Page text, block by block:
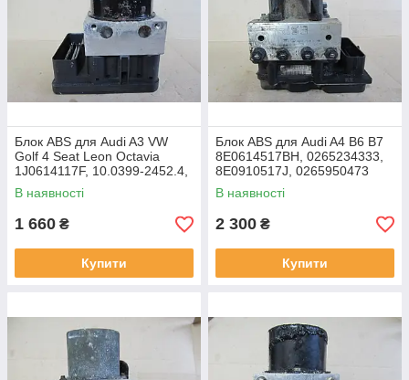
Блок ABS для Audi A3 VW
Golf 4 Seat Leon Octavia
1J0614117F, 10.0399-2452.4,
1C0907379J, 10.0960-0315.3
В наявності
1 660 ₴
Купити
Блок ABS для Audi A4 B6 B7
8E0614517BH, 0265234333,
8E0910517J, 0265950473
В наявності
2 300 ₴
Купити